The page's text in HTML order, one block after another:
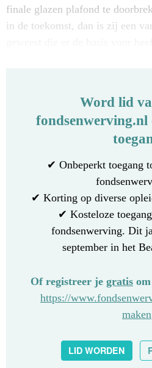
finale glazen plafond te
in de toekomst, dan is zij een
Word lid
✔ Onbeperkt toegang
✔ Korting op diverse
✔ Kosteloze
fondsenwerving. Dit
september in het
Of registreer je gratis
https://
maken
LID WORDEN